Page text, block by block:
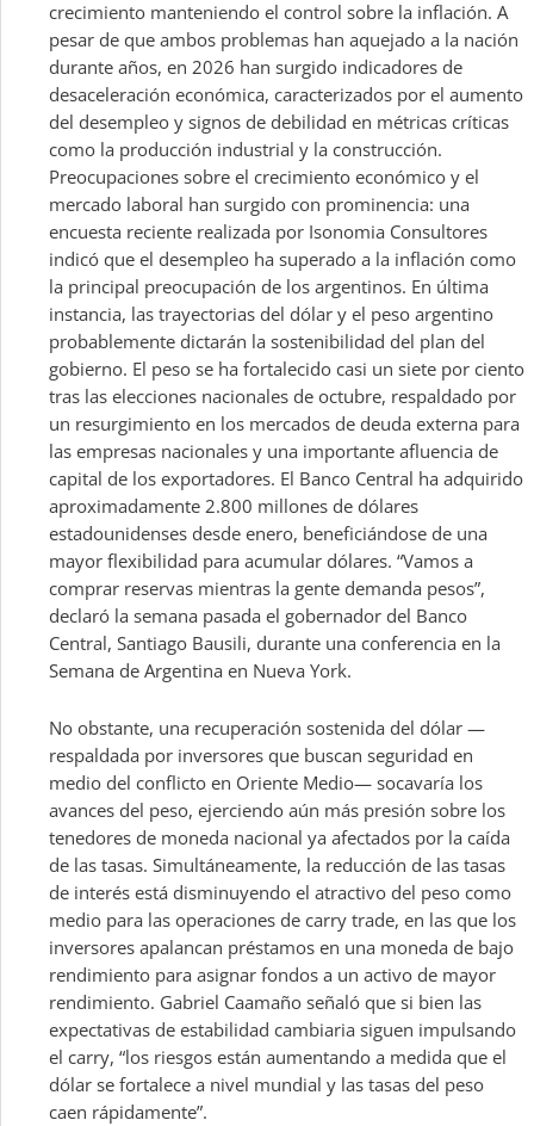
crecimiento manteniendo el control sobre la inflación. A
pesar de que ambos problemas han aquejado a la nación
durante años, en 2026 han surgido indicadores de
desaceleración económica, caracterizados por el aumento
del desempleo y signos de debilidad en métricas críticas
como la producción industrial y la construcción.
Preocupaciones sobre el crecimiento económico y el
mercado laboral han surgido con prominencia: una
encuesta reciente realizada por Isonomia Consultores
indicó que el desempleo ha superado a la inflación como
la principal preocupación de los argentinos. En última
instancia, las trayectorias del dólar y el peso argentino
probablemente dictarán la sostenibilidad del plan del
gobierno. El peso se ha fortalecido casi un siete por ciento
tras las elecciones nacionales de octubre, respaldado por
un resurgimiento en los mercados de deuda externa para
las empresas nacionales y una importante afluencia de
capital de los exportadores. El Banco Central ha adquirido
aproximadamente 2.800 millones de dólares
estadounidenses desde enero, beneficiándose de una
mayor flexibilidad para acumular dólares. “Vamos a
comprar reservas mientras la gente demanda pesos”,
declaró la semana pasada el gobernador del Banco
Central, Santiago Bausili, durante una conferencia en la
Semana de Argentina en Nueva York.
No obstante, una recuperación sostenida del dólar —
respaldada por inversores que buscan seguridad en
medio del conflicto en Oriente Medio— socavaría los
avances del peso, ejerciendo aún más presión sobre los
tenedores de moneda nacional ya afectados por la caída
de las tasas. Simultáneamente, la reducción de las tasas
de interés está disminuyendo el atractivo del peso como
medio para las operaciones de carry trade, en las que los
inversores apalancan préstamos en una moneda de bajo
rendimiento para asignar fondos a un activo de mayor
rendimiento. Gabriel Caamaño señaló que si bien las
expectativas de estabilidad cambiaria siguen impulsando
el carry, “los riesgos están aumentando a medida que el
dólar se fortalece a nivel mundial y las tasas del peso
caen rápidamente”.